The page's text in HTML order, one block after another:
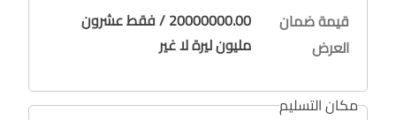
قيمة ضمان
العرض
20000000.00 / فقط عشرون
مليون ليرة لا غير
مكان التسليم